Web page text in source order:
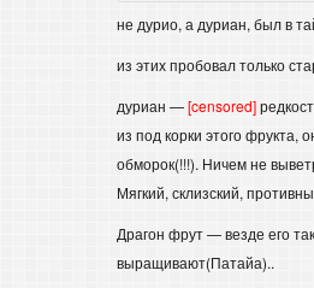
не дурио, а дуриан, был в
из этих пробовал только
дуриан —[censored]
из под корки этого фрукта,
обморок(!!!). Ничем не
Мягкий, склизский,
Драгон фрут — везде его
выращивают(Патайа)..